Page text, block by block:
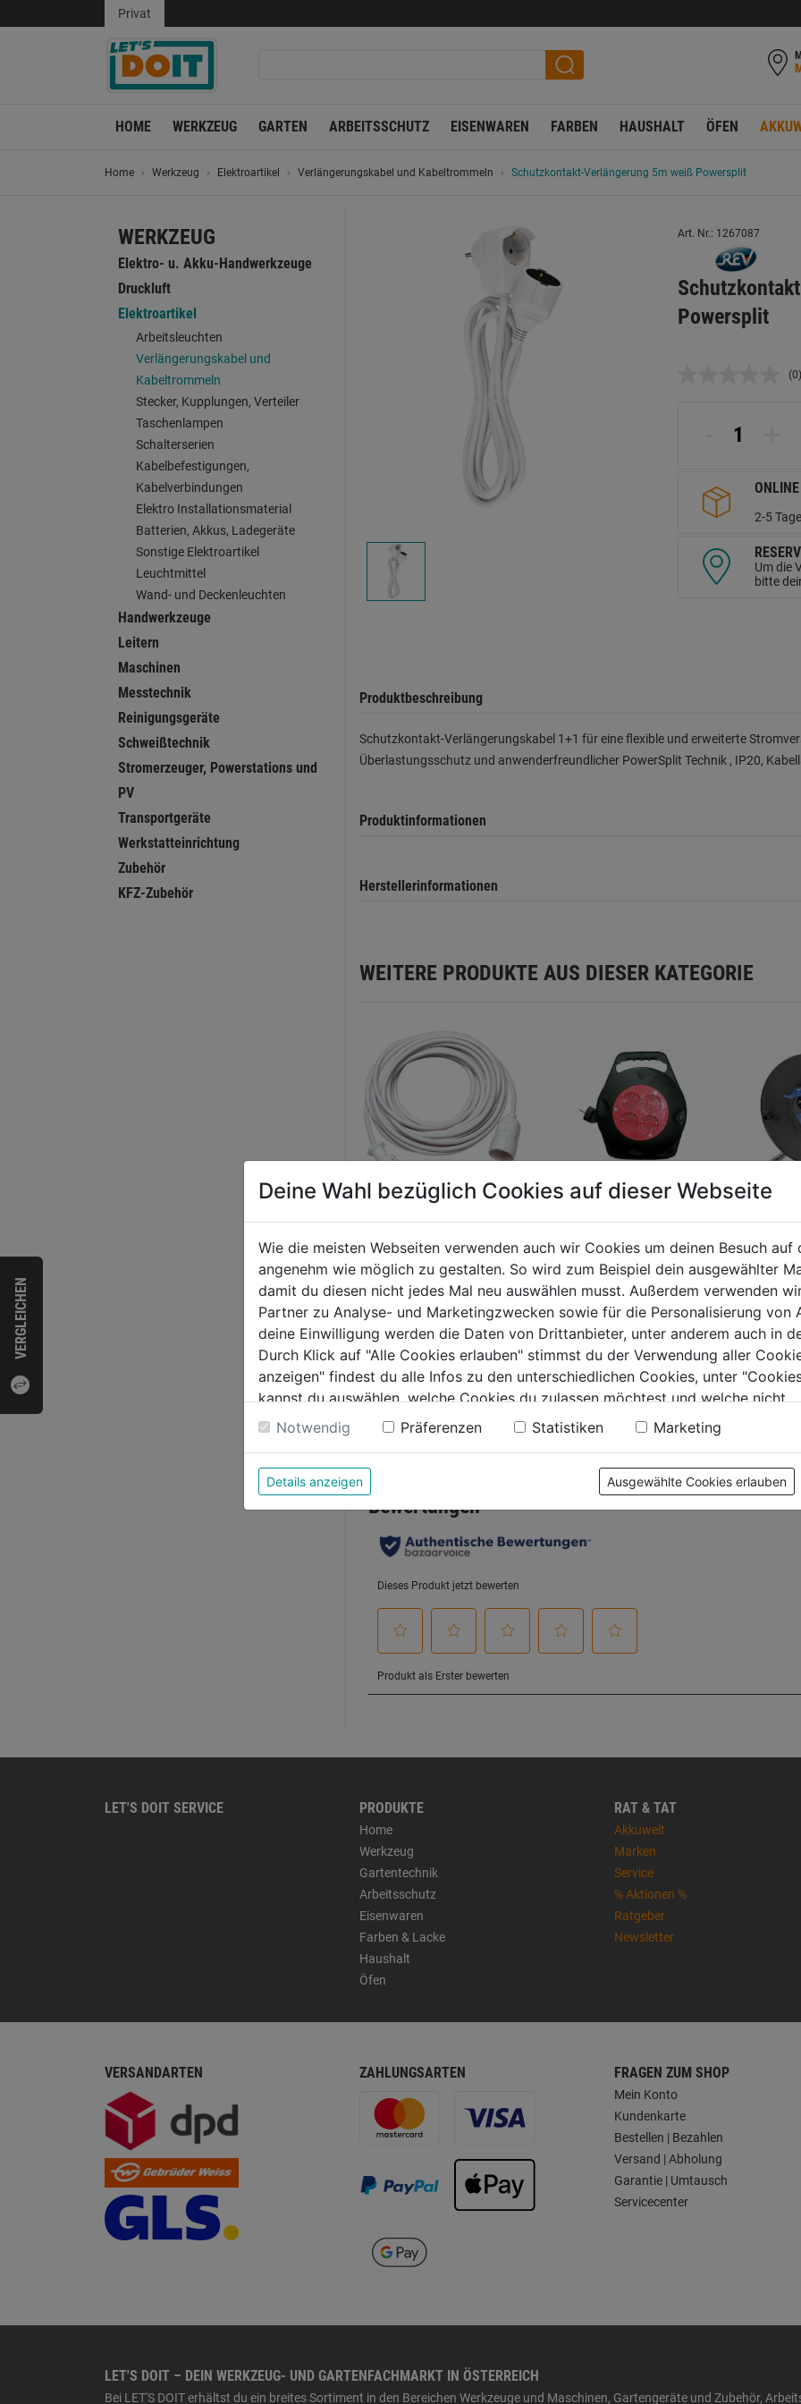
VERGLEICHEN
Privat
HOME WERKZEUG GARTEN ARBEITSSCHUTZ EISENWAREN FARBEN HAUSHALT ÖFEN
Home Werkzeug Elektroartikel Verlängerungskabel und Kabeltrommeln Schutzkontakt-Verlängerung 5m weiß Powersplit
WERKZEUG
Elektro- u. Akku-Handwerkzeuge
Druckluft
Elektroartikel
Arbeitsleuchten
Verlängerungskabel und
Kabeltrommeln
Stecker, Kupplungen, Verteiler
Taschenlampen
Schalterserien
Kabelbefestigungen,
Kabelverbindungen
Elektro Installationsmaterial
Batterien, Akkus, Ladegeräte
Sonstige Elektroartikel
Leuchtmittel
Wand- und Deckenleuchten
Handwerkzeuge
Leitern
Maschinen
Messtechnik
Reinigungsgeräte
Schweißtechnik
Stromerzeuger, Powerstations und
PV
Transportgeräte
Werkstatteinrichtung
Zubehör
KFZ-Zubehör
Art. Nr.: 1267087
Powersplit
(0)
2-5
Um die
bitte
Produktbeschreibung
Schutzkontakt-Verlängerungskabel 1+1 für eine flexible und erweiterte
Überlastungsschutz und anwenderfreundlicher PowerSplit Technik , IP20,
Produktinformationen
Herstellerinformationen
WEITERE PRODUKTE AUS DIESER KATEGORIE
Verlängerungskabel
10m 3x1,5mm 230 V
weiß
0.0 (0)
0.0
5
Sternen.
19,99€
Kabelbox 10m 4-fach
3x1,5mm m.
Kindersicherung
0.0 (0)
von
Sternen.
21,99€
50m
von
Sternen.
29,99€
LET'S DOIT SERVICE PRODUKTE
Home
Werkzeug
Gartentechnik
Arbeitsschutz
Eisenwaren
Farben & Lacke
Haushalt
Öfen
RAT & TAT
Akkuwelt
Marken
Service
% Aktionen %
Ratgeber
Newsletter
VERSANDARTEN ZAHLUNGSARTEN FRAGEN ZUM SHOP
Mein Konto
Kundenkarte
Bestellen | Bezahlen
Versand | Abholung
Garantie | Umtausch
Servicecenter
LET'S DOIT – DEIN WERKZEUG- UND GARTENFACHMARKT IN ÖSTERREICH
Bei LET'S DOIT erhältst du ein breites Sortiment in den Bereichen Werkzeuge und Maschinen, Gartengeräte und Zubehör,
Deine Wahl bezüglich Cookies auf dieser Webseite
Wie die meisten Webseiten verwenden auch wir Cookies um deinen Besuch auf
angenehm wie möglich zu gestalten. So wird zum Beispiel dein ausgewählter
damit du diesen nicht jedes Mal neu auswählen musst. Außerdem verwenden
Partner zu Analyse- und Marketingzwecken sowie für die Personalisierung von
deine Einwilligung werden die Daten von Drittanbieter, unter anderem auch in
Durch Klick auf "Alle Cookies erlauben" stimmst du der Verwendung aller
anzeigen" findest du alle Infos zu den unterschiedlichen Cookies, unter
kannst du auswählen, welche Cookies du zulassen möchtest und welche nicht.
Weitere Informationen findest du in unserer Datenschutzerklärung
Notwendig Präferenzen Statistiken Marketing
Details anzeigen Ausgewählte Cookies erlauben